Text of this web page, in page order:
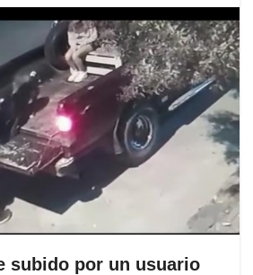
subido por un usuario